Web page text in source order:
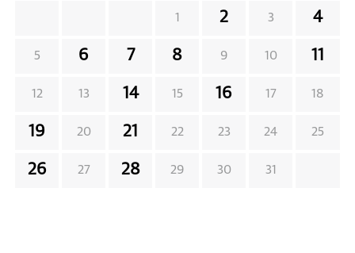
1 2 3 4
5 6 7 8 9 10 11
12 13 14 15 16 17 18
19 20 21 22 23 24 25
26 27 28 29 30 31